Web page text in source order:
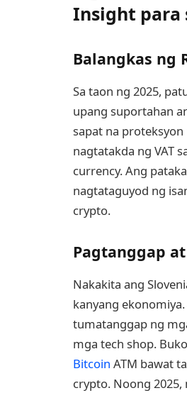
Insight para
Balangkas ng
Sa taon ng 2025,
upang suportahan
sapat na proteksyon
nagtatakda ng VAT
currency. Ang
nagtataguyod ng
crypto.
Pagtanggap
Nakakita ang
kanyang
tumatanggap ng
mga tech shop.
Bitcoin ATM bawat
crypto. Noong